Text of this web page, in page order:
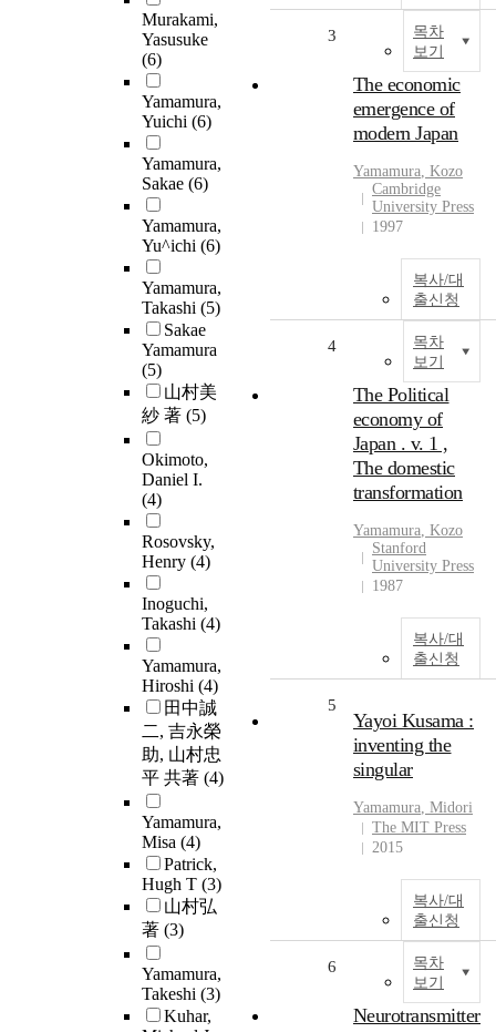
Murakami,
Yasusuke
(6)
Yamamura,
Yuichi (6)
Yamamura,
Sakae (6)
Yamamura,
Yu^ichi (6)
Yamamura,
Takashi (5)
Sakae
Yamamura
(5)
山村美
紗 著 (5)
Okimoto,
Daniel I.
(4)
Rosovsky,
Henry (4)
Inoguchi,
Takashi (4)
Yamamura,
Hiroshi (4)
田中誠
二, 吉永榮
助, 山村忠
平 共著 (4)
Yamamura,
Misa (4)
Patrick,
Hugh T (3)
山村弘
著 (3)
Yamamura,
Takeshi (3)
Kuhar,
목차
보기
3
The economic
emergence of
modern Japan
Yamamura, Kozo
Cambridge
University Press
1997
복사/대
출신청
목차
보기
4
The Political
economy of
Japan . v. 1 ,
The domestic
transformation
Yamamura, Kozo
Stanford
University Press
1987
복사/대
출신청
5
Yayoi Kusama :
inventing the
singular
Yamamura, Midori
The MIT Press
2015
복사/대
출신청
목차
보기
6
Neurotransmitter